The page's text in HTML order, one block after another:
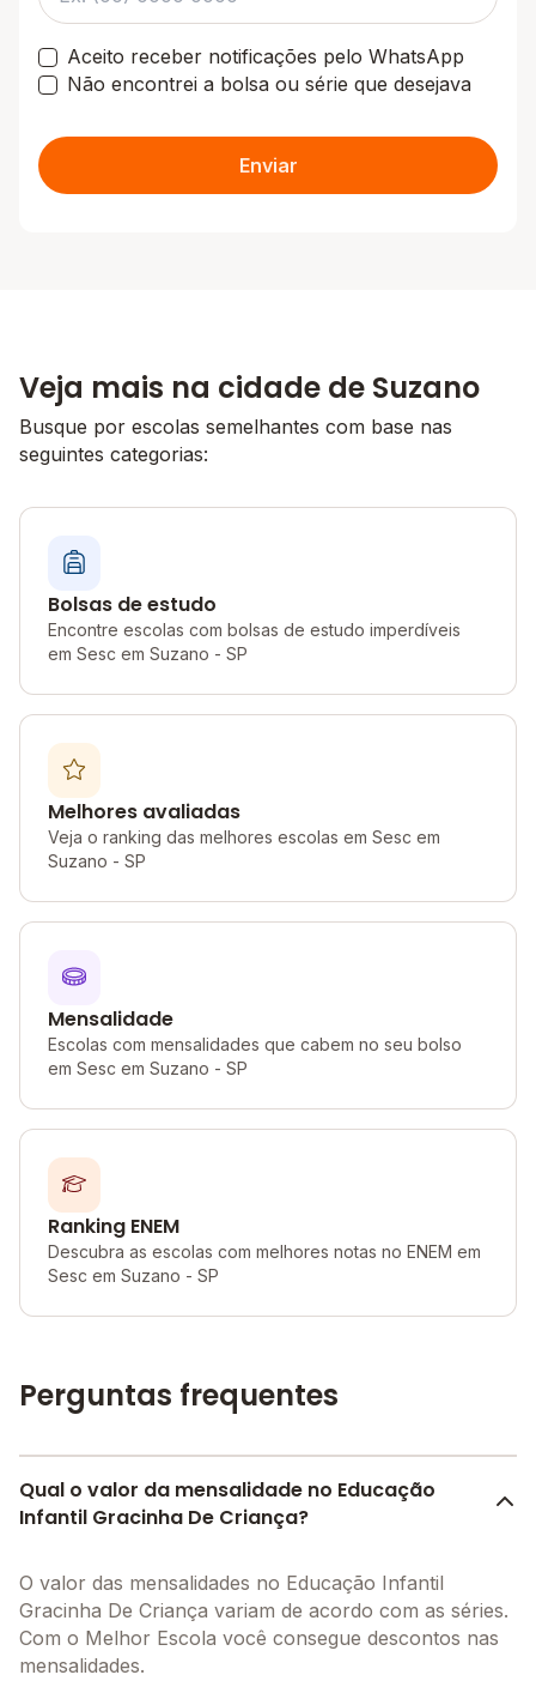
Aceito receber notificações pelo WhatsApp
Não encontrei a bolsa ou série que desejava
Enviar
Veja mais na cidade de Suzano
Busque por escolas semelhantes com base nas
seguintes categorias:
Bolsas de estudo
Encontre escolas com bolsas de estudo imperdíveis
em Sesc em Suzano - SP
Melhores avaliadas
Veja o ranking das melhores escolas em Sesc em
Suzano - SP
Mensalidade
Escolas com mensalidades que cabem no seu bolso
em Sesc em Suzano - SP
Ranking ENEM
Descubra as escolas com melhores notas no ENEM em
Sesc em Suzano - SP
Perguntas frequentes
Qual o valor da mensalidade no Educação
Infantil Gracinha De Criança?
O valor das mensalidades no Educação Infantil
Gracinha De Criança variam de acordo com as séries.
Com o Melhor Escola você consegue descontos nas
mensalidades.